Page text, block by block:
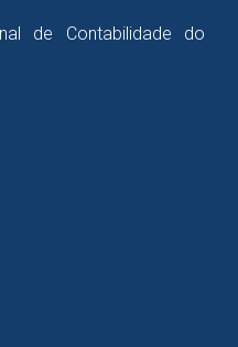
de Contabilidade do